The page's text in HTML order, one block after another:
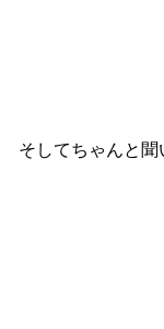
そしてちゃんと聞